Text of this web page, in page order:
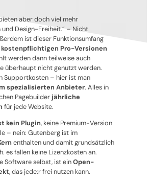
aber doch viel mehr
Design-Freiheit.” – Nicht
ist dieser Funktionsumfang
kostenpflichtigen Pro-Versionen
werden dann teilweise auch
überhaupt nicht genutzt werden.
Supportkosten – hier ist man
spezialisierten Anbieter. Alles in
Pagebuilderjährliche
für jede Website.
kein Plugin, keine Premium-Version
– nein: Gutenberg ist im
enthalten und damit grundsätzlich
es fallen keine Lizenzkosten an.
Software selbst, ist einOpen-
, das jede:r frei nutzen kann.